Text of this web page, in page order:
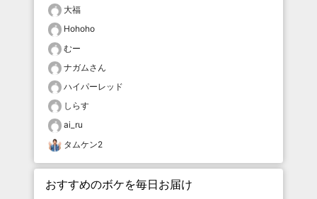
大福
Hohoho
むー
ナガムさん
ハイパーレッド
しらす
ai_ru
タムケン2
おすすめのボケを毎日お届け